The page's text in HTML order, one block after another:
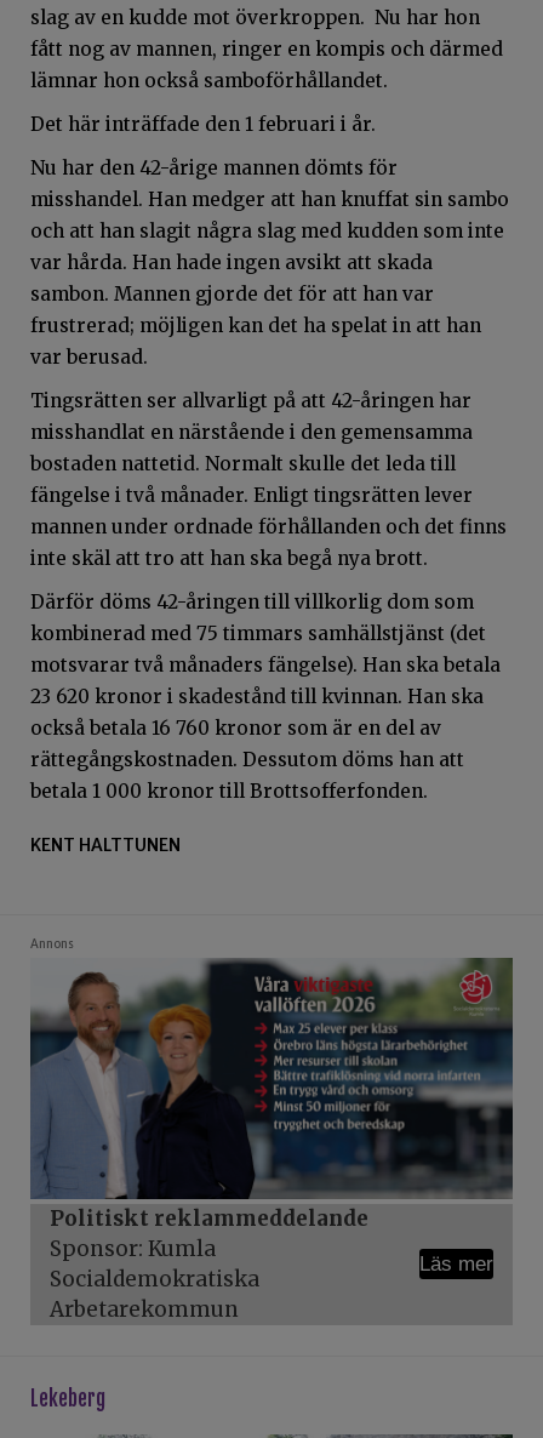
slag av en kudde mot överkroppen. Nu har hon
fått nog av mannen, ringer en kompis och därmed
lämnar hon också samboförhållandet.
Det här inträffade den 1 februari i år.
Nu har den 42-årige mannen dömts för
misshandel. Han medger att han knuffat sin sambo
och att han slagit några slag med kudden som inte
var hårda. Han hade ingen avsikt att skada
sambon. Mannen gjorde det för att han var
frustrerad; möjligen kan det ha spelat in att han
var berusad.
Tingsrätten ser allvarligt på att 42-åringen har
misshandlat en närstående i den gemensamma
bostaden nattetid. Normalt skulle det leda till
fängelse i två månader. Enligt tingsrätten lever
mannen under ordnade förhållanden och det finns
inte skäl att tro att han ska begå nya brott.
Därför döms 42-åringen till villkorlig dom som
kombinerad med 75 timmars samhällstjänst (det
motsvarar två månaders fängelse). Han ska betala
23 620 kronor i skadestånd till kvinnan. Han ska
också betala 16 760 kronor som är en del av
rättegångskostnaden. Dessutom döms han att
betala 1 000 kronor till Brottsofferfonden.
KENT HALTTUNEN
Annons
Politiskt reklammeddelande
Sponsor: Kumla
Socialdemokratiska
Arbetarekommun
Läs mer
lekeberg